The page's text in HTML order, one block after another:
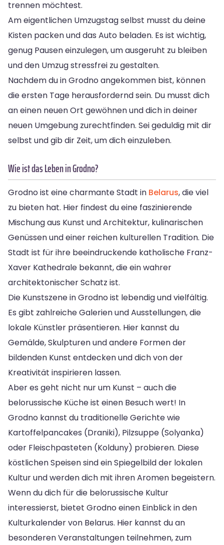
trennen möchtest.
Am eigentlichen Umzugstag selbst musst du deine
Kisten packen und das Auto beladen. Es ist wichtig,
genug Pausen einzulegen, um ausgeruht zu bleiben
und den Umzug stressfrei zu gestalten.
Nachdem du in Grodno angekommen bist, können
die ersten Tage herausfordernd sein. Du musst dich
an einen neuen Ort gewöhnen und dich in deiner
neuen Umgebung zurechtfinden. Sei geduldig mit dir
selbst und gib dir Zeit, um dich einzuleben.
Wie ist das Leben in Grodno?
Grodno ist eine charmante Stadt in Belarus, die viel
zu bieten hat. Hier findest du eine faszinierende
Mischung aus Kunst und Architektur, kulinarischen
Genüssen und einer reichen kulturellen Tradition. Die
Stadt ist für ihre beeindruckende katholische Franz-
Xaver Kathedrale bekannt, die ein wahrer
architektonischer Schatz ist.
Die Kunstszene in Grodno ist lebendig und vielfältig.
Es gibt zahlreiche Galerien und Ausstellungen, die
lokale Künstler präsentieren. Hier kannst du
Gemälde, Skulpturen und andere Formen der
bildenden Kunst entdecken und dich von der
Kreativität inspirieren lassen.
Aber es geht nicht nur um Kunst – auch die
belorussische Küche ist einen Besuch wert! In
Grodno kannst du traditionelle Gerichte wie
Kartoffelpancakes (Draniki), Pilzsuppe (Solyanka)
oder Fleischpasteten (Kolduny) probieren. Diese
köstlichen Speisen sind ein Spiegelbild der lokalen
Kultur und werden dich mit ihren Aromen begeistern.
Wenn du dich für die belorussische Kultur
interessierst, bietet Grodno einen Einblick in den
Kulturkalender von Belarus. Hier kannst du an
besonderen Veranstaltungen teilnehmen, zum